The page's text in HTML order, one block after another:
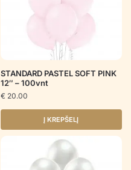
STANDARD PASTEL SOFT PINK
12″ – 100vnt
€ 20.00
Į KREPŠELĮ